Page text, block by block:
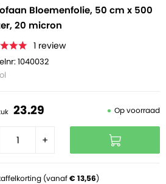
Bloemenfolie, 50 cm x 500
20 micron
1 review
1040032
23.29 Op voorraad
+
(vanaf€ 13,56)